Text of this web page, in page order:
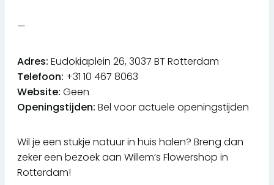
—
Adres: Eudokiaplein 26, 3037 BT Rotterdam
Telefoon: +31 10 467 8063
Website: Geen
Openingstijden: Bel voor actuele openingstijden
Wil je een stukje natuur in huis halen? Breng dan
zeker een bezoek aan Willem’s Flowershop in
Rotterdam!